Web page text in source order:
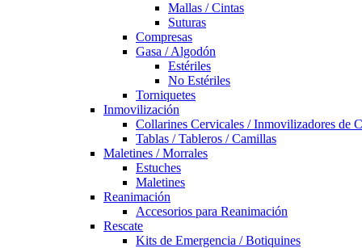
Mallas / Cintas
Suturas
Compresas
Gasa / Algodón
Estériles
No Estériles
Torniquetes
Inmovilización
Collarines Cervicales / Inmovilizadores de
Tablas / Tableros / Camillas
Maletines / Morrales
Estuches
Maletines
Reanimación
Accesorios para Reanimación
Rescate
Kits de Emergencia / Botiquines